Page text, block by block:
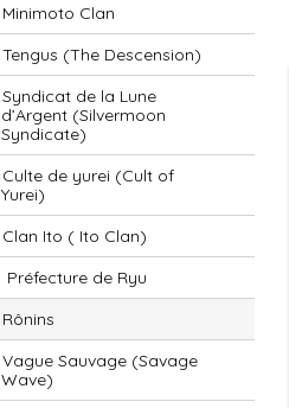
Minimoto Clan
Tengus (The Descension)
Syndicat de la Lune
d’Argent (Silvermoon
Syndicate)
Culte de yurei (Cult of
Yurei)
Clan Ito ( Ito Clan)
Préfecture de Ryu
Rônins
Vague Sauvage (Savage
Wave)